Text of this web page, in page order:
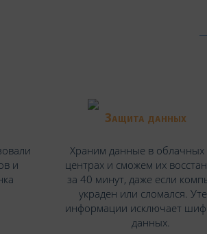
и
Защита данных
Храним данные в облачных
центрах и сможем их
за 40 минут, даже если
украден или сломался.
информации исключает
данных.